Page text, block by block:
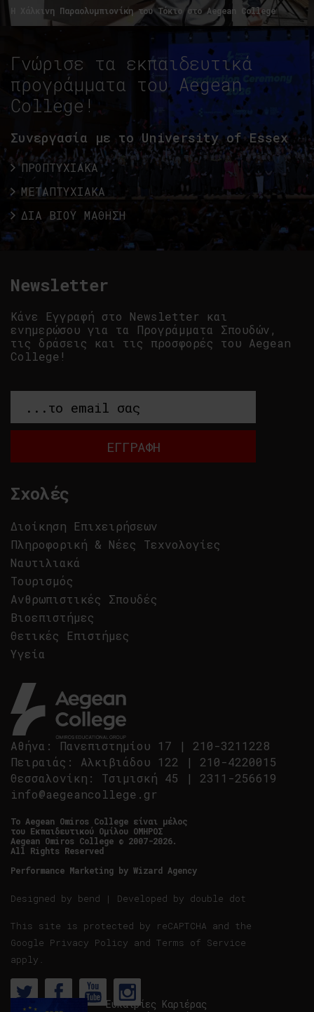
Η Χάλκινη Παραολυμπιονίκη του Τόκιο στο Aegean College
Γνώρισε τα εκπαιδευτικά
προγράμματα του Aegean
College!
Συνεργασία με το University of Essex
ΠΡΟΠΤΥΧΙΑΚΑ
ΜΕΤΑΠΤΥΧΙΑΚΑ
ΔΙΑ ΒΙΟΥ ΜΑΘΗΣΗ
Αθήνα : Πανεπιστημίου 17 | 210-3211228
Πειραιάς : Αλκιβιάδου 122 | 210-4220015
Θεσσαλονίκη : Τσιμισκή 45 | 2311-256619
info@aegeancollege.gr
Tο Aegean Omiros College είναι μέλος
του Εκπαιδευτικού Ομίλου ΟΜΗΡΟΣ
Aegean Omiros College © 2007-2026.
All Rights Reserved
Performance Marketing by Wizard Agency
Designed by bend | Developed by double dot
This site is protected by reCAPTCHA and the
Google Privacy Policy and Terms of Service
apply.
Σχολές
Διοίκηση Επιχειρήσεων
Πληροφορική & Νέες Τεχνολογίες
Ναυτιλιακά
Τουρισμός
Ανθρωπιστικές Σπουδές
Βιοεπιστήμες
Θετικές Επιστήμες
Υγεία
- Ευκαιρίες Καριέρας
Newsletter
Κάνε Εγγραφή στο Newsletter και
ενημερώσου για τα Προγράμματα Σπουδών,
τις δράσεις και τις προσφορές του Aegean
College!